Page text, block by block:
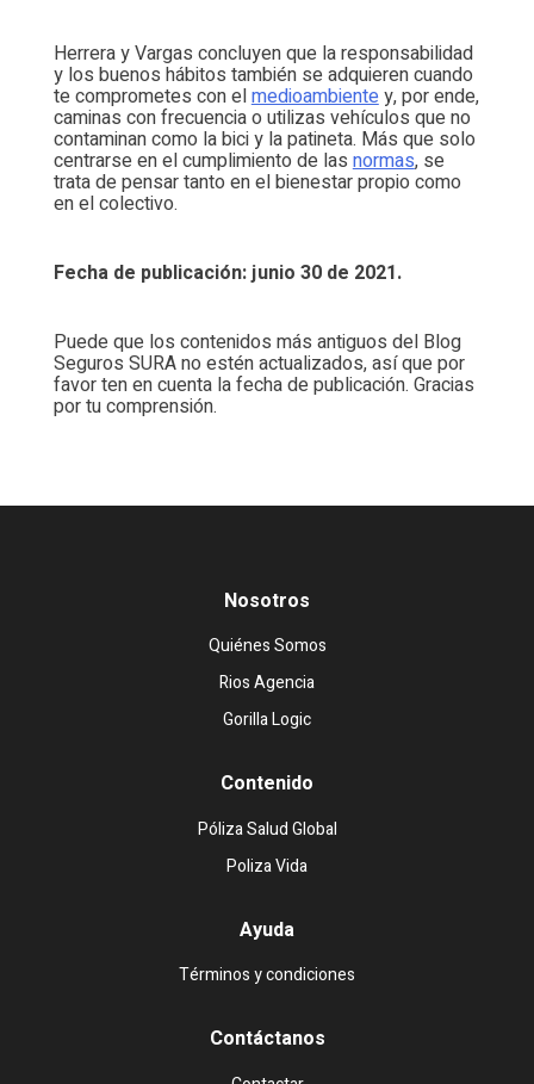
Herrera y Vargas concluyen que la responsabilidad
y los buenos hábitos también se adquieren cuando
te comprometes con elmedioambientey, por ende,
caminas con frecuencia o utilizas vehículos que no
contaminan como la bici y la patineta. Más que solo
centrarse en el cumplimiento de las normas, se
trata de pensar tanto en el bienestar propio como
en el colectivo.
Fecha de publicación: junio 30 de 2021.
Puede que los contenidos más antiguos del Blog
Seguros SURA no estén actualizados, así que por
favor ten en cuenta la fecha de publicación. Gracias
por tu comprensión.
Nosotros
Quiénes Somos
Rios Agencia
Gorilla Logic
Contenido
Póliza Salud Global
Poliza Vida
Ayuda
Términos y condiciones
Contáctanos